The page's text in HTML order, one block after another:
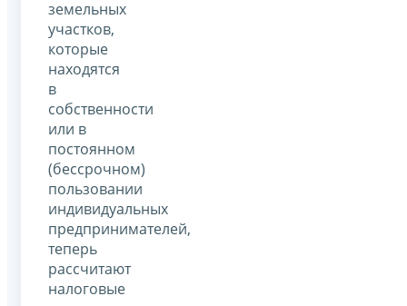
земельных
участков,
которые
находятся
в
собственности
или в
постоянном
(бессрочном)
пользовании
индивидуальных
предпринимателей,
теперь
рассчитают
налоговые